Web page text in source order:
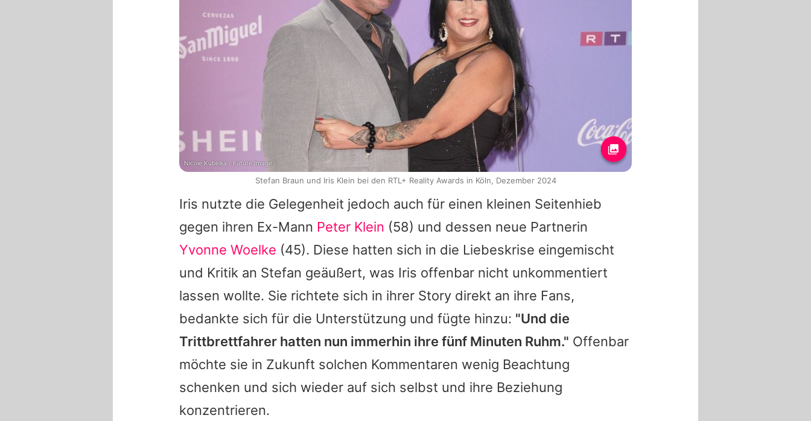
Iris nutzte die Gelegenheit jedoch auch für einen kleinen Seitenhieb
gegen ihren Ex-Mann Peter Klein (58) und dessen neue Partnerin
Yvonne Woelke (45). Diese hatten sich in die Liebeskrise eingemischt
und Kritik an Stefan geäußert, was Iris offenbar nicht unkommentiert
lassen wollte. Sie richtete sich in ihrer Story direkt an ihre Fans,
bedankte sich für die Unterstützung und fügte hinzu: "Und die
Trittbrettfahrer hatten nun immerhin ihre fünf Minuten Ruhm." Offenbar
möchte sie in Zukunft solchen Kommentaren wenig Beachtung
schenken und sich wieder auf sich selbst und ihre Beziehung
konzentrieren.
Nicole Kubelka / Future Image
Stefan Braun und Iris Klein bei den RTL+ Reality Awards in Köln, Dezember 2024